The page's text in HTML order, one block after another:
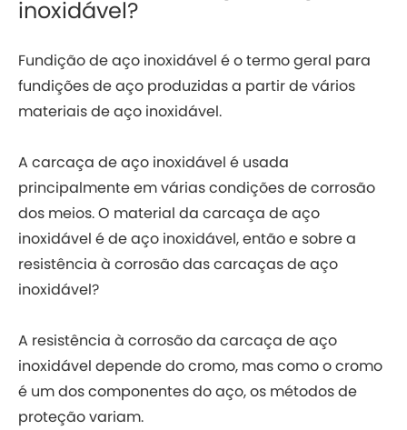
inoxidável?
Fundição de aço inoxidável é o termo geral para
fundições de aço produzidas a partir de vários
materiais de aço inoxidável.
A carcaça de aço inoxidável é usada
principalmente em várias condições de corrosão
dos meios. O material da carcaça de aço
inoxidável é de aço inoxidável, então e sobre a
resistência à corrosão das carcaças de aço
inoxidável?
A resistência à corrosão da carcaça de aço
inoxidável depende do cromo, mas como o cromo
é um dos componentes do aço, os métodos de
proteção variam.